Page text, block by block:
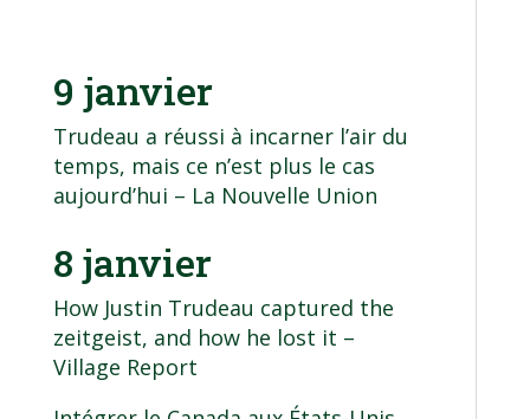
9 janvier
Trudeau a réussi à incarner l’air du
temps, mais ce n’est plus le cas
aujourd’hui – La Nouvelle Union
8 janvier
How Justin Trudeau captured the
zeitgeist, and how he lost it –
Village Report